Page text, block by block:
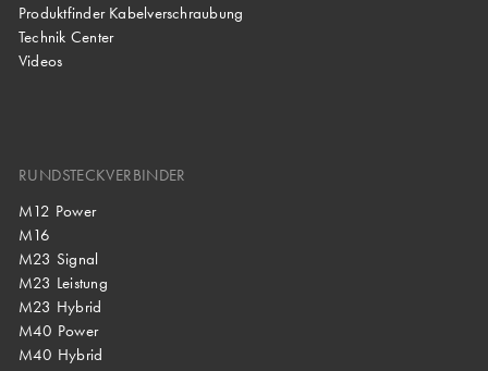
Produktfinder Kabelverschraubung
Technik Center
Videos
RUNDSTECKVERBINDER
M12 Power
M16
M23 Signal
M23 Leistung
M23 Hybrid
M40 Power
M40 Hybrid